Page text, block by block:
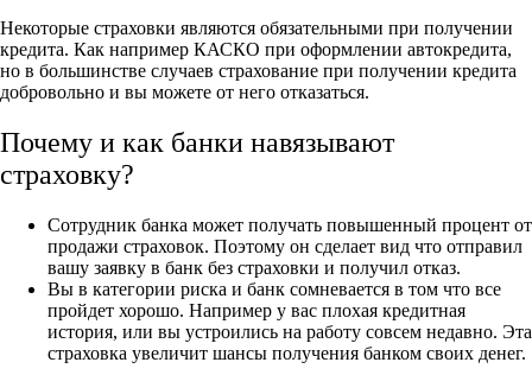
Некоторые страховки являются обязательными при получении
кредита. Как например КАСКО при оформлении автокредита,
но в большинстве случаев страхование при получении кредита
добровольно и вы можете от него отказаться.
Почему и как банки навязывают
страховку?
Сотрудник банка может получать повышенный процент от
продажи страховок. Поэтому он сделает вид что отправил
вашу заявку в банк без страховки и получил отказ.
Вы в категории риска и банк сомневается в том что все
пройдет хорошо. Например у вас плохая кредитная
история, или вы устроились на работу совсем недавно. Эта
страховка увеличит шансы получения банком своих денег.